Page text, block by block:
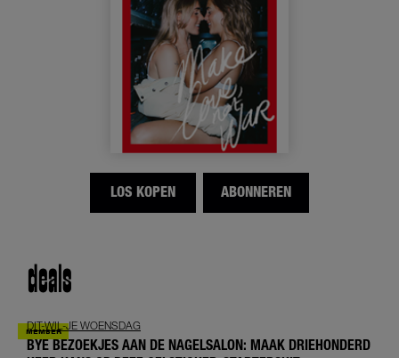
LOS KOPEN ABONNEREN
deals
DIT-WIL-JE WOENSDAG
BYE BEZOEKJES AAN DE NAGELSALON: MAAK DRIEHONDERD